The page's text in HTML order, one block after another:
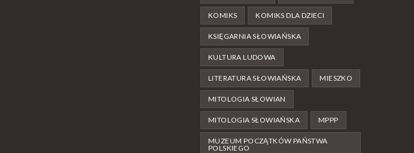
KOMIKS KOMIKS DLA DZIECI
KSIĘGARNIA SŁOWIAŃSKA
KULTURA LUDOWA
LITERATURA SŁOWIAŃSKA MIESZKO
MITOLOGIA SŁOWIAN
MITOLOGIA SŁOWIAŃSKA MPPP
MUZEUM POCZĄTKÓW PAŃSTWA
POLSKIEGO